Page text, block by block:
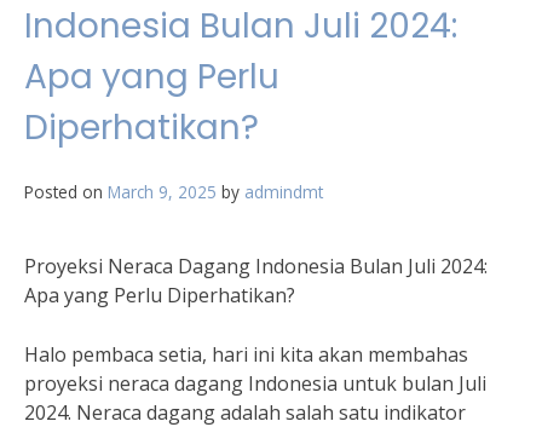
Indonesia Bulan Juli 2024:
Apa yang Perlu
Diperhatikan?
Posted on March 9, 2025 by admindmt
Proyeksi Neraca Dagang Indonesia Bulan Juli 2024:
Apa yang Perlu Diperhatikan?
Halo pembaca setia, hari ini kita akan membahas
proyeksi neraca dagang Indonesia untuk bulan Juli
2024. Neraca dagang adalah salah satu indikator